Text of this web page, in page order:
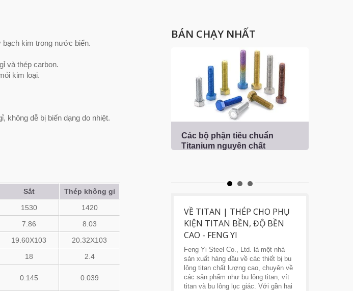
bạch kim trong nước biển.
và thép carbon.
kim loại.
không dễ bị biến dạng do nhiệt.
Sắt
Thép không gỉ
1530
1420
7.86
8.03
19.60X103
20.32X103
18
2.4
0.145 0.039
BÁN CHẠY NHẤT
Các bộ phận tiêu chuẩn
Titanium nguyên chất
VỀ TITAN | THÉP CHO PHỤ
KIỆN TITAN BỀN, ĐỘ BỀN
CAO - FENG YI
Feng Yi Steel Co., Ltd. là một nhà
sản xuất hàng đầu về các thiết bị bu
lông titan chất lượng cao, chuyên về
các sản phẩm như bu lông titan, vít
titan và bu lông lục giác. Với gần hai